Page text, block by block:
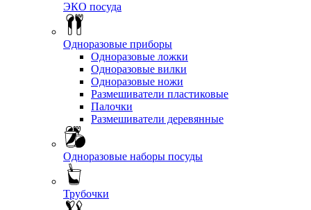
ЭКО посуда
Одноразовые приборы
Одноразовые ложки
Одноразовые вилки
Одноразовые ножи
Размешиватели пластиковые
Палочки
Размешиватели деревянные
Одноразовые наборы посуды
Трубочки